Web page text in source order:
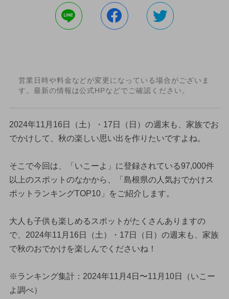
営業日時や料金などが変更になっている場合がございま
す。最新の情報は公式HPなどでご確認ください。
2024年11月16日（土）・17日（日）の週末も、家族でお
でかけして、秋の楽しい思い出を作りたいですよね。
そこで今回は、「いこーよ」に登録されている97,000件
以上のスポットのなかから、「島根県の人気おでかけス
ポットランキングTOP10」をご紹介します。
大人も子供も楽しめるスポットがたくさんありますの
で、2024年11月16日（土）・17日（日）の週末も、家族
で秋のおでかけを楽しんでくださいね！
※ランキング集計：2024年11月4日〜11月10日（いこー
よ調べ）